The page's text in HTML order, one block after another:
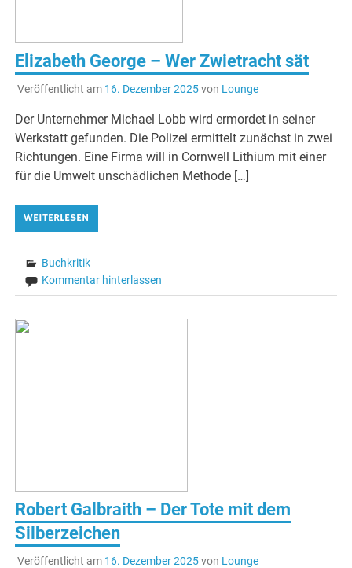
Elizabeth George – Wer Zwietracht sät
Veröffentlicht am 16. Dezember 2025von Lounge
Der Unternehmer Michael Lobb wird ermordet in seiner
Werkstatt gefunden. Die Polizei ermittelt zunächst in zwei
Richtungen. Eine Firma will in Cornwell Lithium mit einer
für die Umwelt unschädlichen Methode […]
WEITERLESEN
Buchkritik
Kommentar hinterlassen
Robert Galbraith – Der Tote mit dem
Silberzeichen
Veröffentlicht am 16. Dezember 2025von Lounge